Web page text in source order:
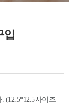
입
(12.5*12.5사이즈